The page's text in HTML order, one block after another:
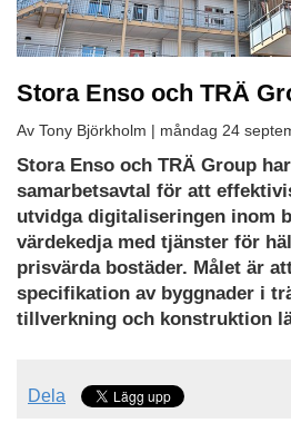
Stora Enso och TRÄ
Av Tony Björkholm | måndag 24
Stora Enso och TRÄ Group
samarbetsavtal för att
utvidga digitaliseringen inom
värdekedja med tjänster för
prisvärda bostäder. Målet är
specifikation av byggnader i
tillverkning och konstruktion
Dela